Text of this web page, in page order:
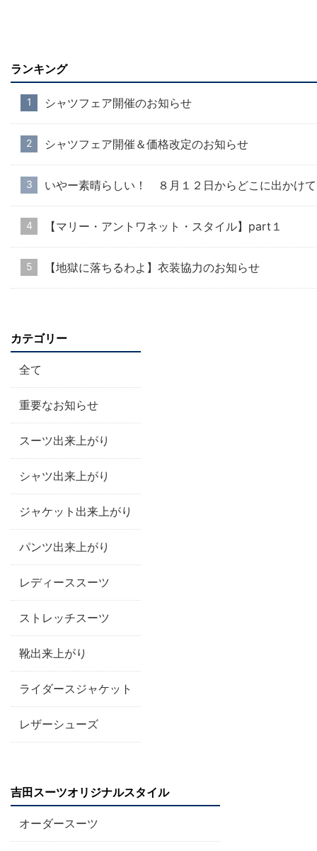
ランキング
シャツフェア開催のお知らせ
シャツフェア開催＆価格改定のお知らせ
いやー素晴らしい！ ８月１２日からどこに出かけ
【マリー・アントワネット・スタイル】part１
【地獄に落ちるわよ】衣装協力のお知らせ
カテゴリー
全て
重要なお知らせ
スーツ出来上がり
シャツ出来上がり
ジャケット出来上がり
パンツ出来上がり
レディーススーツ
ストレッチスーツ
靴出来上がり
ライダースジャケット
レザーシューズ
吉田スーツオリジナルスタイル
オーダースーツ